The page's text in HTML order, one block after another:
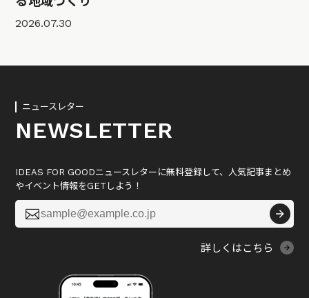
2026.07.30
ニュースレター
NEWSLETTER
IDEAS FOR GOODニュースレターに無料登録して、人気記事まとめ
やイベント情報をGETしよう！

詳しくはこちら